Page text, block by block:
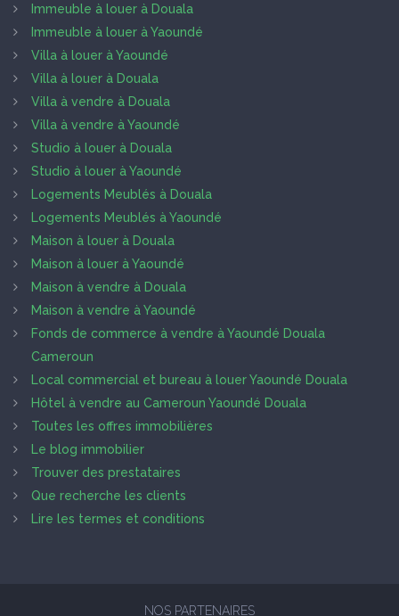
Immeuble à louer à Douala
Immeuble à louer à Yaoundé
Villa à louer à Yaoundé
Villa à louer à Douala
Villa à vendre à Douala
Villa à vendre à Yaoundé
Studio à louer à Douala
Studio à louer à Yaoundé
Logements Meublés à Douala
Logements Meublés à Yaoundé
Maison à louer à Douala
Maison à louer à Yaoundé
Maison à vendre à Douala
Maison à vendre à Yaoundé
Fonds de commerce à vendre à Yaoundé Douala
Cameroun
Local commercial et bureau à louer Yaoundé Douala
Hôtel à vendre au Cameroun Yaoundé Douala
Toutes les offres immobilières
Le blog immobilier
Trouver des prestataires
Que recherche les clients
Lire les termes et conditions
NOS PARTENAIRES